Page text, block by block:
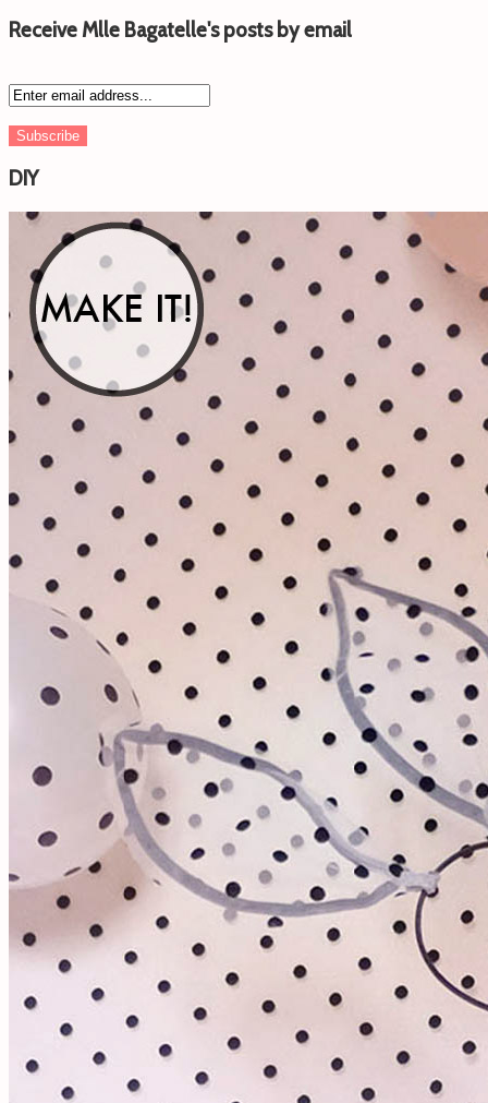
Receive Mlle Bagatelle's posts by email
DIY